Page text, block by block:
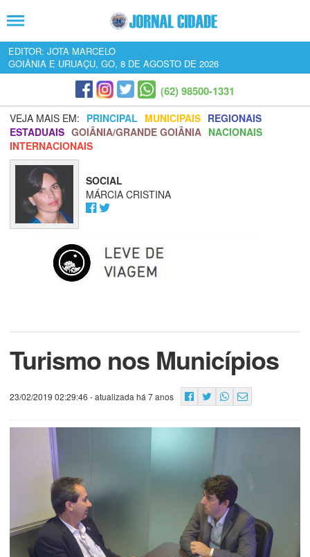
EDITOR: JOTA MARCELO
GOIÂNIA E URUAÇU, GO, 8 DE AGOSTO DE 2026
(62) 98500-1331
VEJA MAIS EM: PRINCIPAL MUNICIPAIS REGIONAIS
ESTADUAIS GOIÂNIA/GRANDE GOIÂNIA NACIONAIS
INTERNACIONAIS
SOCIAL
MÁRCIA CRISTINA
Turismo nos Municípios
23/02/2019 02:29:46 - atualizada há 7 anos